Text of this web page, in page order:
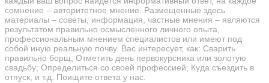
сомнение – авторитетное мнение. Размещенные здесь
материалы – советы, информация, частные мнения – являются
результатом правильно осмысленного личного опыта,
профессиональным мнением специалистов или имеют под
собой иную реальную почву. Вас интересует, как: Сварить
правильно борщ; Отметить день первокурсника или золотую
свадьбу; Определиться со своей профессией; Куда съездить в
отпуск, и т.д. Поищите ответа у нас.